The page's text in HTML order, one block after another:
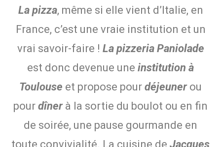
La pizza, même si elle vient d’Italie, en
France, c’est une vraie institution et un
vrai savoir-faire ! La pizzeria Paniolade
est donc devenue une institution à
Toulouse et propose pour déjeunerou
pour dînerà la sortie du boulot ou en fin
de soirée, une pause gourmande en
toute convivialité. La cuisine de Jacques